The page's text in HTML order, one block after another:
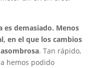
es demasiado. Menos
en el que los cambios
. Tan rápido,
hemos podido